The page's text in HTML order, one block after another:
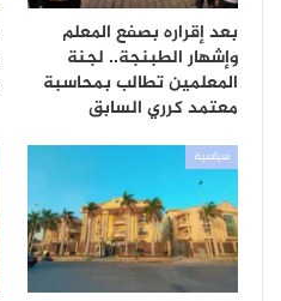
بعد إقراره بصفع المعلم
وإشهار الطبنجة.. لجنة
المعلمين تطالب بمحاسبة
معتمد كرري السابق
سياسية